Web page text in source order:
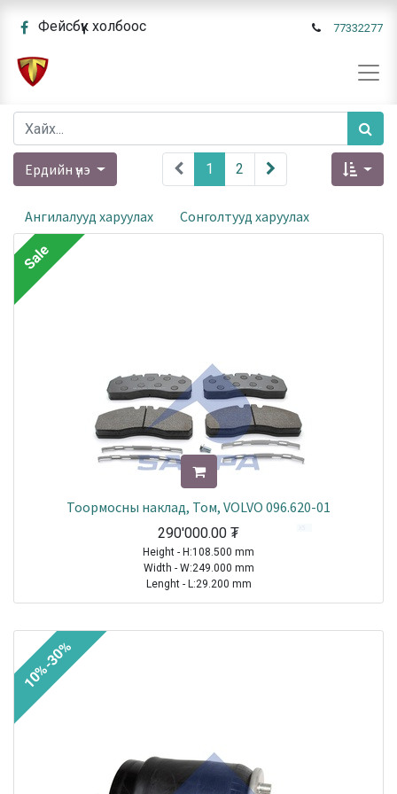
Фейсбүүк холбоос 77332277
Ердийн үнэ 1 2
Ангилалууд харуулах Сонголтууд харуулах
Тоормосны наклад, Том, VOLVO 096.620-01
290'000.00 ₮
Height - H:108.500 mm
Width - W:249.000 mm
Lenght - L:29.200 mm
TRUCK| RENAULT |Premium|1996-2021
(3)|FH|FH (4)
BUS| VOLVO |B9|2002-2021
Sale
10%-30%